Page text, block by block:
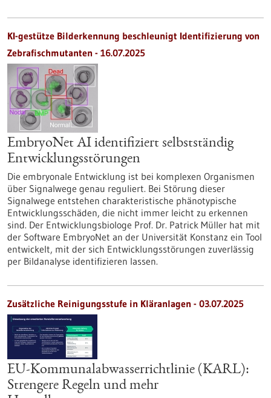
KI-gestütze Bilderkennung beschleunigt Identifizierung von
Zebrafischmutanten - 16.07.2025
EmbryoNet AI identifiziert selbstständig
Entwicklungsstörungen
Die embryonale Entwicklung ist bei komplexen Organismen
über Signalwege genau reguliert. Bei Störung dieser
Signalwege entstehen charakteristische phänotypische
Entwicklungsschäden, die nicht immer leicht zu erkennen
sind. Der Entwicklungsbiologe Prof. Dr. Patrick Müller hat mit
der Software EmbryoNet an der Universität Konstanz ein Tool
entwickelt, mit der sich Entwicklungsstörungen zuverlässig
per Bildanalyse identifizieren lassen.
Zusätzliche Reinigungsstufe in Kläranlagen - 03.07.2025
EU-Kommunalabwasserrichtlinie (KARL):
Strengere Regeln und mehr